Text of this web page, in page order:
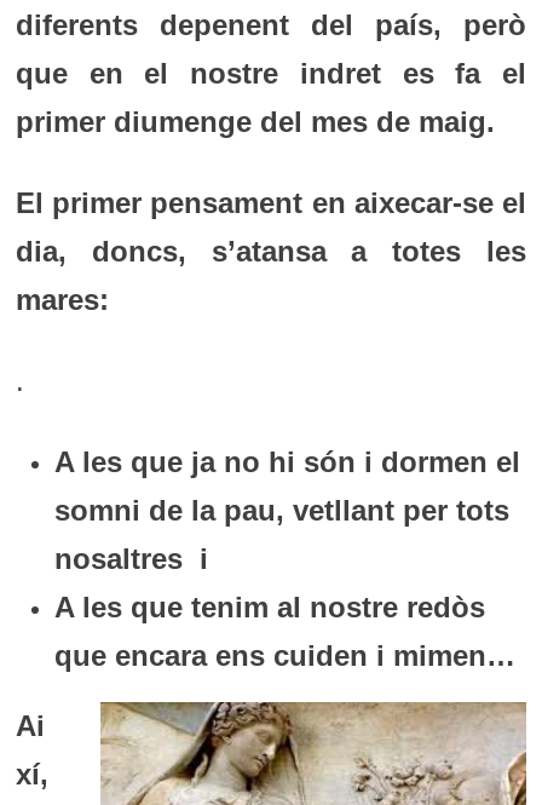
diferents depenent del país, però
que en el nostre indret es fa el
primer diumenge del mes de maig.
El primer pensament en aixecar-se el
dia, doncs, s’atansa a totes les
mares:
.
A les que ja no hi són i dormen el
somni de la pau, vetllant per tots
nosaltres i
A les que tenim al nostre redòs
que encara ens cuiden i mimen…
Ai
xí,